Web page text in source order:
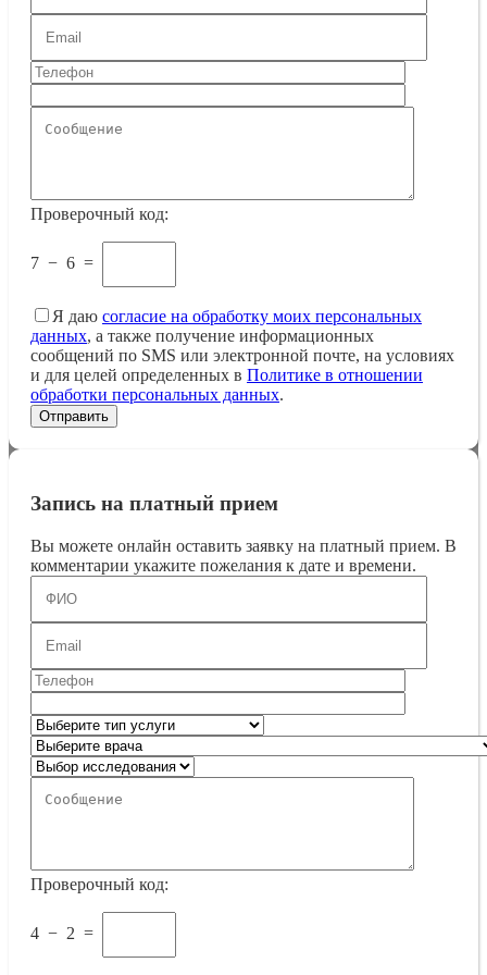
Проверочный код:
7 − 6 =
Я даю согласие на обработку моих персональных
данных, а также получение информационных
сообщений по SMS или электронной почте, на условиях
и для целей определенных в Политике в отношении
обработки персональных данных.
Запись на платный прием
Вы можете онлайн оставить заявку на платный прием. В
комментарии укажите пожелания к дате и времени.
Проверочный код:
4 − 2 =